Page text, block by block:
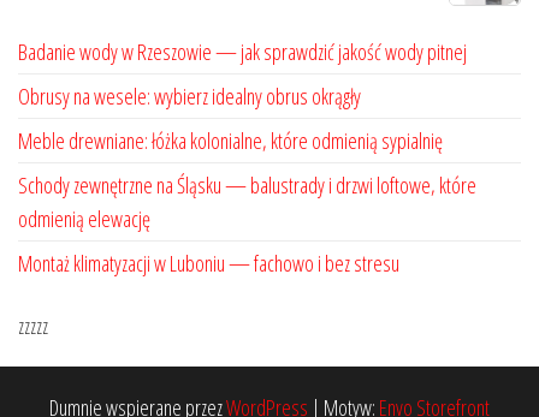
Badanie wody w Rzeszowie — jak sprawdzić jakość wody pitnej
Obrusy na wesele: wybierz idealny obrus okrągły
Meble drewniane: łóżka kolonialne, które odmienią sypialnię
Schody zewnętrzne na Śląsku — balustrady i drzwi loftowe, które
odmienią elewację
Montaż klimatyzacji w Luboniu — fachowo i bez stresu
zzzzz
Dumnie wspierane przezWordPress | Motyw: Envo Storefront